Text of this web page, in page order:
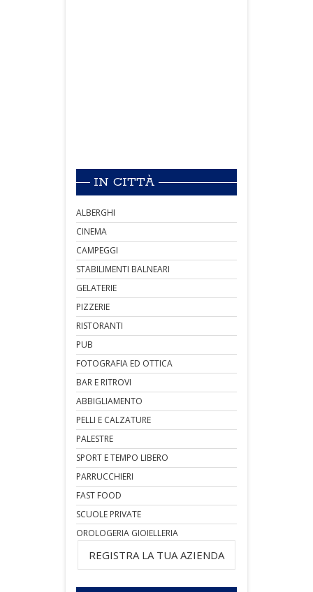
IN CITTÀ
ALBERGHI
CINEMA
CAMPEGGI
STABILIMENTI BALNEARI
GELATERIE
PIZZERIE
RISTORANTI
PUB
FOTOGRAFIA ED OTTICA
BAR E RITROVI
ABBIGLIAMENTO
PELLI E CALZATURE
PALESTRE
SPORT E TEMPO LIBERO
PARRUCCHIERI
FAST FOOD
SCUOLE PRIVATE
OROLOGERIA GIOIELLERIA
REGISTRA LA TUA AZIENDA